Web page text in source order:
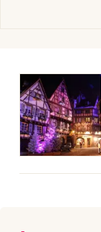
Marché de
Marché de